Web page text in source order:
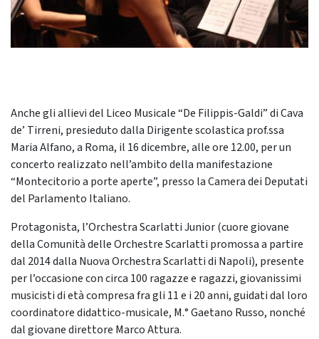
Anche gli allievi del Liceo Musicale “De Filippis-Galdi” di Cava
de’ Tirreni, presieduto dalla Dirigente scolastica prof.ssa
Maria Alfano, a Roma, il 16 dicembre, alle ore 12.00, per un
concerto realizzato nell’ambito della manifestazione
“Montecitorio a porte aperte”, presso la Camera dei Deputati
del Parlamento Italiano.
Protagonista, l’Orchestra Scarlatti Junior (cuore giovane
della Comunità delle Orchestre Scarlatti promossa a partire
dal 2014 dalla Nuova Orchestra Scarlatti di Napoli), presente
per l’occasione con circa 100 ragazze e ragazzi, giovanissimi
musicisti di età compresa fra gli 11 e i 20 anni, guidati dal loro
coordinatore didattico-musicale, M.° Gaetano Russo, nonché
dal giovane direttore Marco Attura.